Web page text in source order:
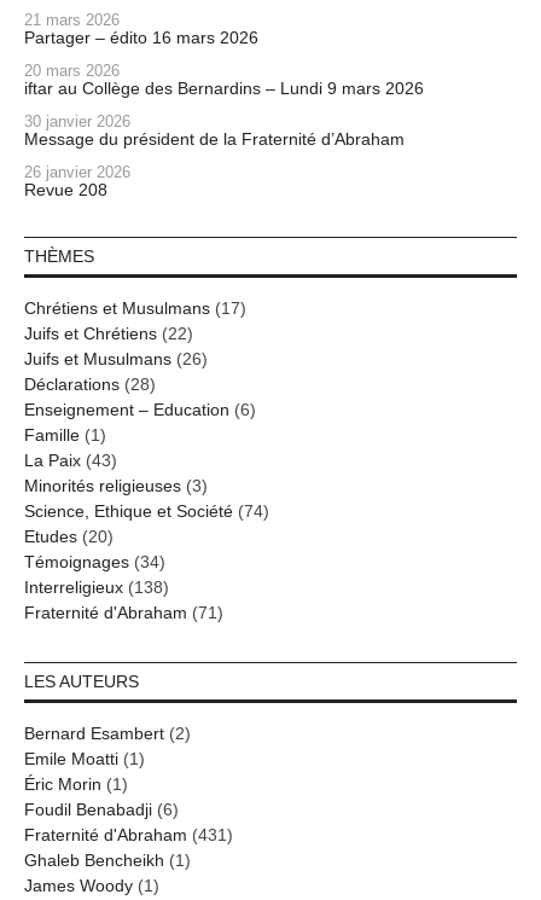
21 mars 2026
Partager – édito 16 mars 2026
20 mars 2026
iftar au Collège des Bernardins – Lundi 9 mars 2026
30 janvier 2026
Message du président de la Fraternité d’Abraham
26 janvier 2026
Revue 208
THÈMES
Chrétiens et Musulmans (17)
Juifs et Chrétiens (22)
Juifs et Musulmans (26)
Déclarations (28)
Enseignement – Education (6)
Famille (1)
La Paix (43)
Minorités religieuses (3)
Science, Ethique et Société (74)
Etudes (20)
Témoignages (34)
Interreligieux (138)
Fraternité d'Abraham (71)
LES AUTEURS
Bernard Esambert (2)
Emile Moatti (1)
Éric Morin (1)
Foudil Benabadji (6)
Fraternité d'Abraham (431)
Ghaleb Bencheikh (1)
James Woody (1)